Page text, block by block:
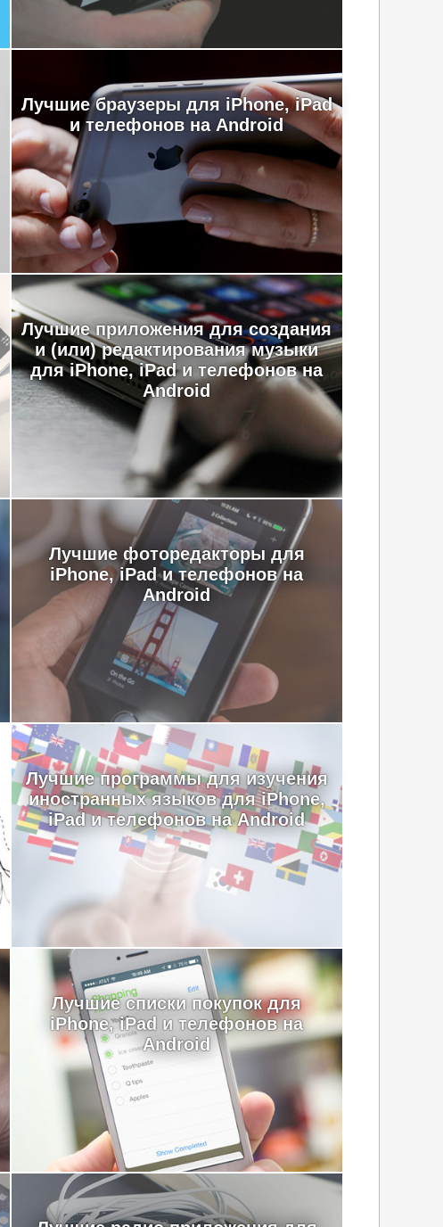
Лучшие браузеры для iPhone, iPad
и телефонов на Android
Лучшие приложения для создания
и (или) редактирования музыки
для iPhone, iPad и телефонов на
Android
Лучшие фоторедакторы для
iPhone, iPad и телефонов на
Android
Лучшие программы для изучения
иностранных языков для iPhone,
iPad и телефонов на Android
Лучшие cписки покупок для
iPhone, iPad и телефонов на
Android